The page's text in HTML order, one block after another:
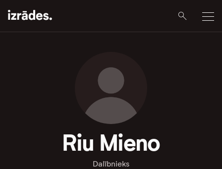
Riu Mieno
Dalībnieks